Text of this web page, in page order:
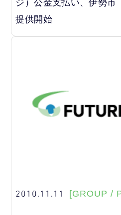
ジ）公金支払い、伊勢市
提供開始
2010.11.11 [GROUP /